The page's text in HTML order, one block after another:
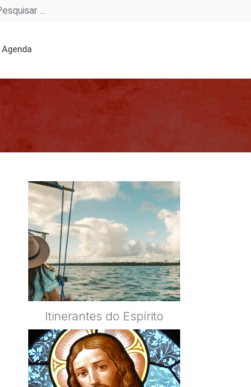
Agenda
Itinerantes do Espírito